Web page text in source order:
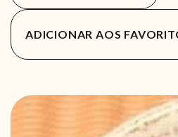
ADICIONAR AOS